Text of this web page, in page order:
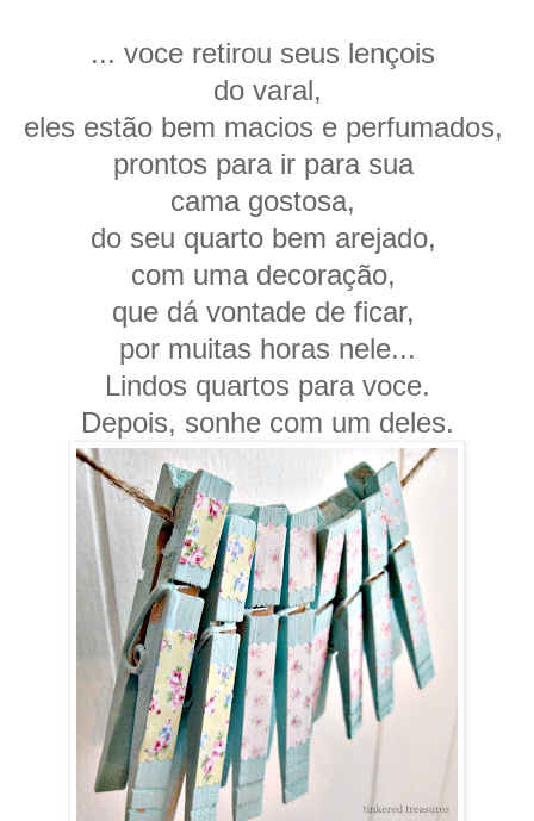
... voce retirou seus lençois
do varal,
eles estão bem macios e perfumados,
prontos para ir para sua
cama gostosa,
do seu quarto bem arejado,
com uma decoração,
que dá vontade de ficar,
por muitas horas nele...
Lindos quartos para voce.
Depois, sonhe com um deles.